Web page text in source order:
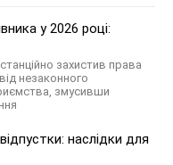
у 2026 році:
захистив права
незаконного
змусивши
наслідки для